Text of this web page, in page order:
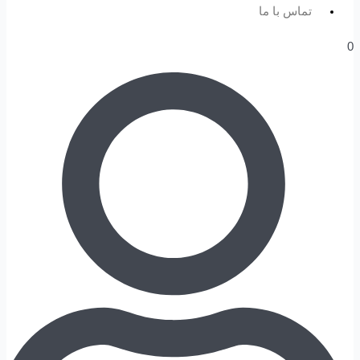
تماس با ما